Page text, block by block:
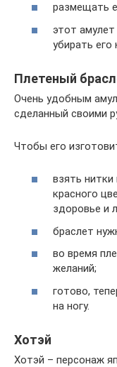
размещать
этот
убирать его
Плетеный
Очень удобным
сделанный своими
Чтобы его
взять
красного
здоровье и
браслет
во время
желаний;
готово,
на ногу.
Хотэй
Хотэй ­– персонаж